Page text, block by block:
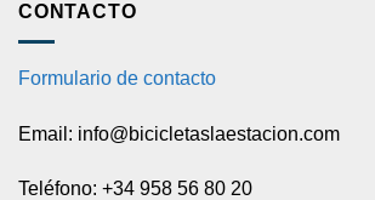
CONTACTO
Formulario de contacto
Email: info@bicicletaslaestacion.com
Teléfono: +34 958 56 80 20